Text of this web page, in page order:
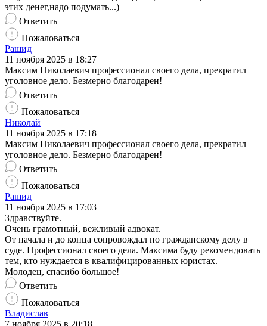
этих денег,надо подумать...)
Ответить
Пожаловаться
Рашид
11 ноября 2025 в 18:27
Максим Николаевич профессионал своего дела, прекратил
уголовное дело. Безмерно благодарен!
Ответить
Пожаловаться
Николай
11 ноября 2025 в 17:18
Максим Николаевич профессионал своего дела, прекратил
уголовное дело. Безмерно благодарен!
Ответить
Пожаловаться
Рашид
11 ноября 2025 в 17:03
Здравствуйте.
Очень грамотный, вежливый адвокат.
От начала и до конца сопровождал по гражданскому делу в
суде. Профессионал своего дела. Максима буду рекомендовать
тем, кто нуждается в квалифицированных юристах.
Молодец, спасибо большое!
Ответить
Пожаловаться
Владислав